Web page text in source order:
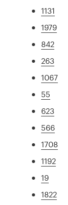
1131
1979
842
263
1067
55
623
566
1708
1192
19
1822